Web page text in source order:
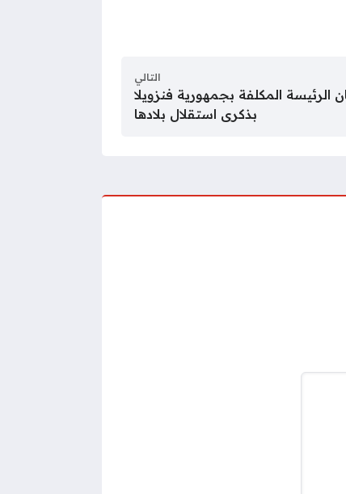
التالي
الرئيسة المكلفة بجمهورية فنزويلا
بذكرى استقلال بلادها